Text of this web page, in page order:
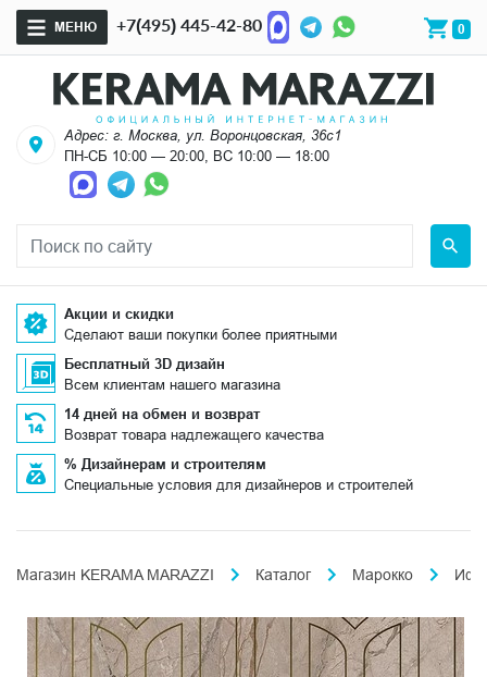
МЕНЮ +7(495) 445-42-80 0
Адрес: г. Москва, ул. Воронцовская, 36с1
ПН-СБ 10:00 — 20:00, ВС 10:00 — 18:00
Акции и скидки
Сделают ваши покупки более приятными
Бесплатный 3D дизайн
Всем клиентам нашего магазина
14 дней на обмен и возврат
Возврат товара надлежащего качества
% Дизайнерам и строителям
Специальные условия для дизайнеров и строителей
Магазин KERAMA MARAZZI Каталог Марокко